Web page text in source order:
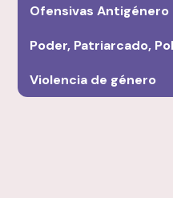
Ofensivas Antigénero
Poder, Patriarcado,
Violencia de género